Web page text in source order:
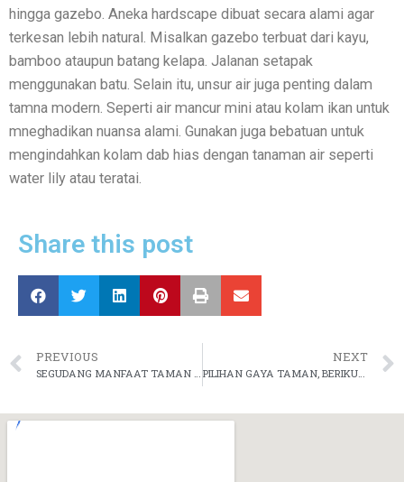
hingga gazebo. Aneka hardscape dibuat secara alami agar
terkesan lebih natural. Misalkan gazebo terbuat dari kayu,
bamboo ataupun batang kelapa. Jalanan setapak
menggunakan batu. Selain itu, unsur air juga penting dalam
tamna modern. Seperti air mancur mini atau kolam ikan untuk
mneghadikan nuansa alami. Gunakan juga bebatuan untuk
mengindahkan kolam dab hias dengan tanaman air seperti
water lily atau teratai.
Share this post
PREVIOUS NEXT
PILIHAN GAYA TAMAN, BERIKUT LISTNYA